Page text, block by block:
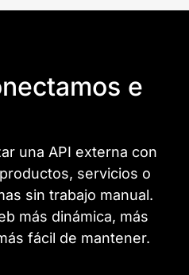
e
una API externa con
servicios o
sin trabajo manual.
más dinámica, más
fácil de mantener.